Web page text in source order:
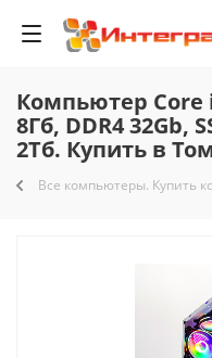
Компьютер Core
8Гб, DDR4 32Gb,
2Тб. Купить в
Все компьютеры. Купить